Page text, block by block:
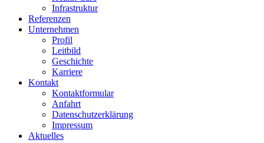
Infrastruktur
Referenzen
Unternehmen
Profil
Leitbild
Geschichte
Karriere
Kontakt
Kontaktformular
Anfahrt
Datenschutzerklärung
Impressum
Aktuelles